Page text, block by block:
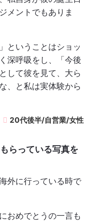
メントでもありま
ということはショッ
深呼吸をし、「今後
して彼を見て、大ら
、と私は実体験から
20代後半/自営業/女性
らっている写真を
外に行っている時で
おめでとうの一言も